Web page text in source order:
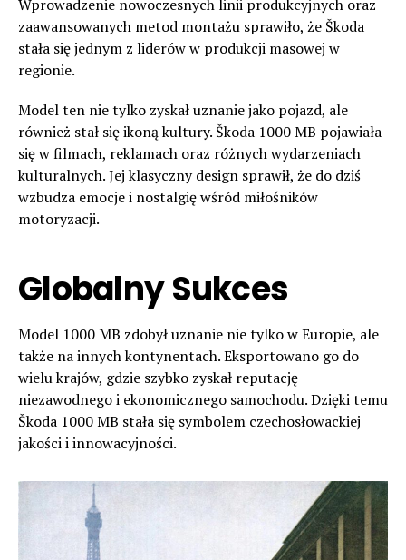
Wprowadzenie nowoczesnych linii produkcyjnych oraz
zaawansowanych metod montażu sprawiło, że Škoda
stała się jednym z liderów w produkcji masowej w
regionie.
Model ten nie tylko zyskał uznanie jako pojazd, ale
również stał się ikoną kultury. Škoda 1000 MB pojawiała
się w filmach, reklamach oraz różnych wydarzeniach
kulturalnych. Jej klasyczny design sprawił, że do dziś
wzbudza emocje i nostalgię wśród miłośników
motoryzacji.
Globalny Sukces
Model 1000 MB zdobył uznanie nie tylko w Europie, ale
także na innych kontynentach. Eksportowano go do
wielu krajów, gdzie szybko zyskał reputację
niezawodnego i ekonomicznego samochodu. Dzięki temu
Škoda 1000 MB stała się symbolem czechosłowackiej
jakości i innowacyjności.